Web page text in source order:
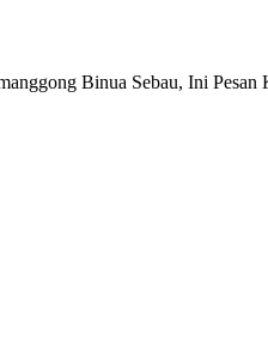
Binua Sebau, Ini Pesan